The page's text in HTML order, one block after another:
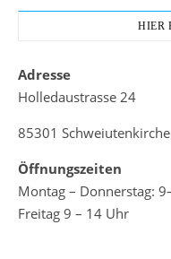
HIER
Adresse
Holledaustrasse 24
85301
Öffnungszeiten
Montag – Donnerstag:
Freitag 9 – 14 Uhr